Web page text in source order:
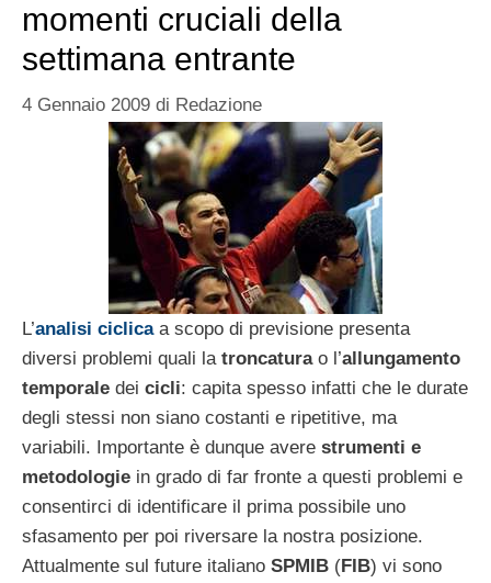
momenti cruciali della
settimana entrante
4 Gennaio 2009 di Redazione
L’analisi ciclicaa scopo di previsione presenta
diversi problemi quali la troncaturao l’allungamento
temporale dei cicli: capita spesso infatti che le durate
degli stessi non siano costanti e ripetitive, ma
variabili. Importante è dunque avere strumenti e
metodologie in grado di far fronte a questi problemi e
consentirci di identificare il prima possibile uno
sfasamento per poi riversare la nostra posizione.
Attualmente sul future italiano SPMIB (FIB) vi sono